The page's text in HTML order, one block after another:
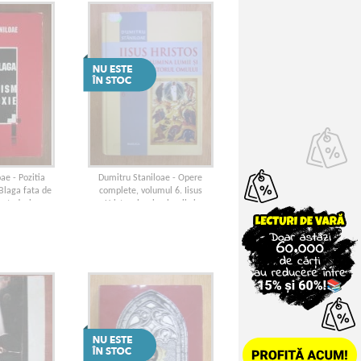
- Pozitia
fata de
Dumitru Staniloae - Opere
complete, volumul 6. Iisus
Hristos, lumina lumii si